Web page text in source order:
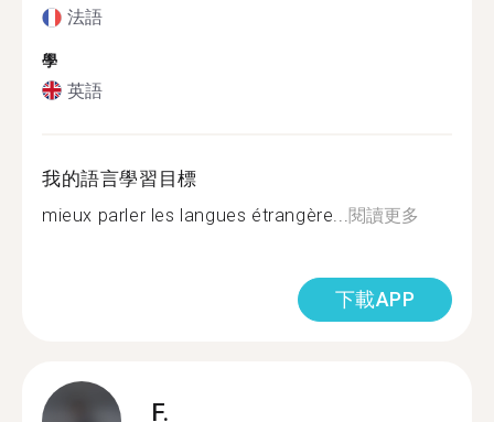
法語
學
英語
我的語言學習目標
mieux parler les langues étrangère... 閱讀更多
下載APP
F.